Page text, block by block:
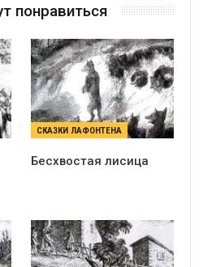
понравиться
СКАЗКИ ЛАФОНТЕНА
Бесхвостая лисица